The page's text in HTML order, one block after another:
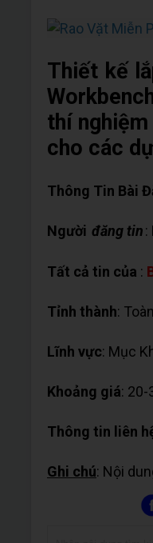
Thiết kế
thí
cho các
Thông Tin Bài
Người đăng tin:
Tất cả tin của :
Tỉnh thành:
Lĩnh vực: Mục
Khoảng giá: 20-
Thông tin liên
Ghi chú: Nội